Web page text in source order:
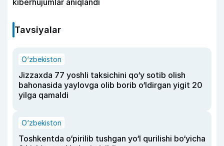
kiberhujumlar aniqlandi
Tavsiyalar
O‘zbekiston
Jizzaxda 77 yoshli taksichini qo‘y sotib olish
bahonasida yaylovga olib borib o‘ldirgan yigit 20
yilga qamaldi
O‘zbekiston
Toshkentda o‘pirilib tushgan yo‘l qurilishi bo‘yicha